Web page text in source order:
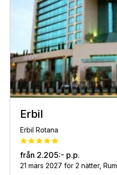
Erbil
Erbil Rotana
från 2.205:- p.p.
21 mars 2027 för 2 nätter, Rum